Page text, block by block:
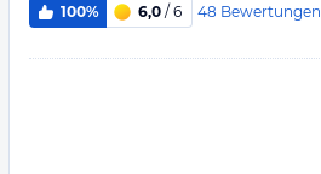
100% 6,0 / 6 48 Bewertungen